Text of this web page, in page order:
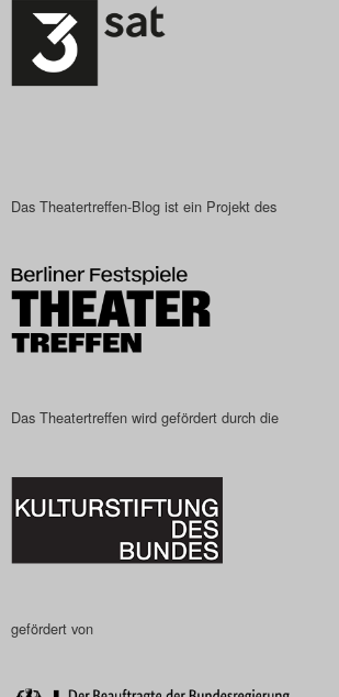
Das Theatertreffen-Blog ist ein Projekt des
Das Theatertreffen wird gefördert durch die
gefördert von